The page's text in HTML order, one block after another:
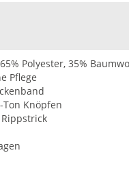
Polyester, 35%
Pflege
Knöpfen